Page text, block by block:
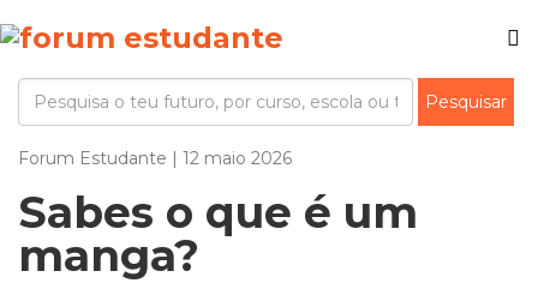
Forum Estudante | 12 maio 2026
Sabes o que é um
manga?